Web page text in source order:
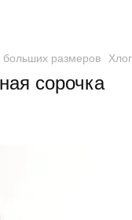
больших размеров
сорочка